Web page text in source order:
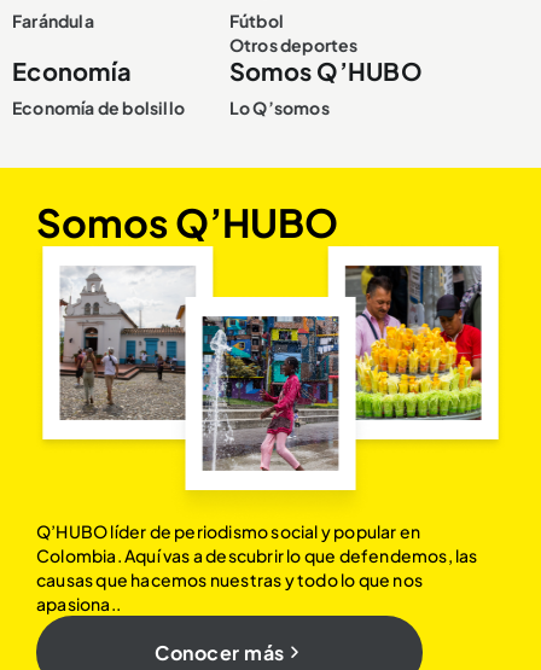
Farándula
Fútbol
Otros deportes
Economía
Economía de bolsillo
Somos Q’HUBO
Lo Q’somos
Somos Q’HUBO
Q’HUBO líder de periodismo social y popular en
Colombia. Aquí vas a descubrir lo que defendemos, las
causas que hacemos nuestras y todo lo que nos
apasiona..
Conocer más